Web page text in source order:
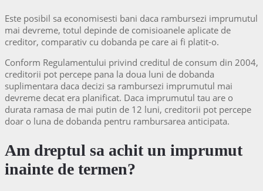
Este posibil sa economisesti bani daca rambursezi imprumutul
mai devreme, totul depinde de comisioanele aplicate de
creditor, comparativ cu dobanda pe care ai fi platit-o.
Conform Regulamentului privind creditul de consum din 2004,
creditorii pot percepe pana la doua luni de dobanda
suplimentara daca decizi sa rambursezi imprumutul mai
devreme decat era planificat. Daca imprumutul tau are o
durata ramasa de mai putin de 12 luni, creditorii pot percepe
doar o luna de dobanda pentru rambursarea anticipata.
Am dreptul sa achit un imprumut
inainte de termen?